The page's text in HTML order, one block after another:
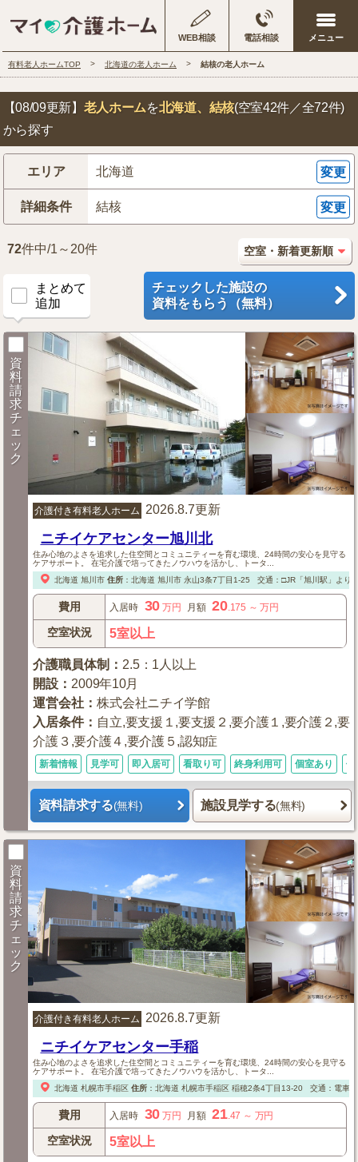
WEB相談 電話相談
有料老人ホームTOP 北海道の老人ホーム 結核の老人ホーム
【08/09更新】 老人ホームを北海道、結核(空室42件／全72件)
から探す
エリア 北海道 変更
詳細条件 結核 変更
72件中/1～20件
まとめて
追加
チェックした施設の
資料をもらう（無料）
資
料
請
求
チ
ェ
ッ
ク
介護付き有料老人ホーム 2026.8.7更新
ニチイケアセンター旭川北
住み心地のよさを追求した住空間とコミュニティーを育む環境、24時間の安心を見守る
ケアサポート。 在宅介護で培ってきたノウハウを活かし、トータ...
北海道 旭川市 住所： 北海道 旭川市永山3条7丁目1-25 交通：□JR「旭川駅」より
費用 入居時 30 万円 月額 20.175 ～万円
空室状況 5室以上
介護職員体制 ： 2.5：1人以上
開設 ： 2009年10月
運営会社 ：株式会社ニチイ学館
入居条件： 自立,要支援１,要支援２,要介護１,要介護２,要
介護３,要介護４,要介護５,認知症
新着情報 見学可 即入居可 看取り可 終身利用可 個室あり 体
資料請求する(無料) 施設見学する(無料)
資
料
請
求
チ
ェ
ッ
ク
介護付き有料老人ホーム 2026.8.7更新
ニチイケアセンター手稲
住み心地のよさを追求した住空間とコミュニティーを育む環境、24時間の安心を見守る
ケアサポート。 在宅介護で培ってきたノウハウを活かし、トータ...
北海道 札幌市手稲区 住所： 北海道 札幌市手稲区稲穂2条4丁目13-20 交通：電車：
費用 入居時 30 万円 月額 21.47 ～ 万円
空室状況 5室以上